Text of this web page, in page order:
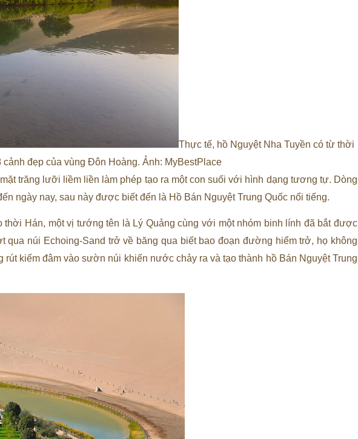
Thực tế, hồ Nguyệt Nha Tuyền có từ thời
cảnh đẹp của vùng Đôn Hoàng. Ảnh: MyBestPlace
trăng lưỡi liềm liền làm phép tạo ra một con suối với hình dạng tương tự. Dòng
ngày nay, sau này được biết đến là Hồ Bán Nguyệt Trung Quốc nổi tiếng.
Hán, một vị tướng tên là Lý Quảng cùng với một nhóm binh lính đã bắt được
núi Echoing-Sand trở về băng qua biết bao đoạn đường hiểm trở, họ không
kiếm đâm vào sườn núi khiến nước chảy ra và tạo thành hồ Bán Nguyệt Trung